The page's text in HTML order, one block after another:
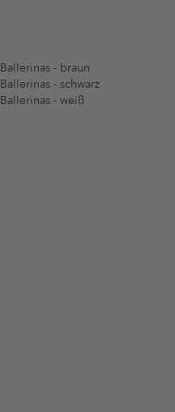
Ballerinas - braun
Ballerinas - schwarz
Ballerinas - weiß